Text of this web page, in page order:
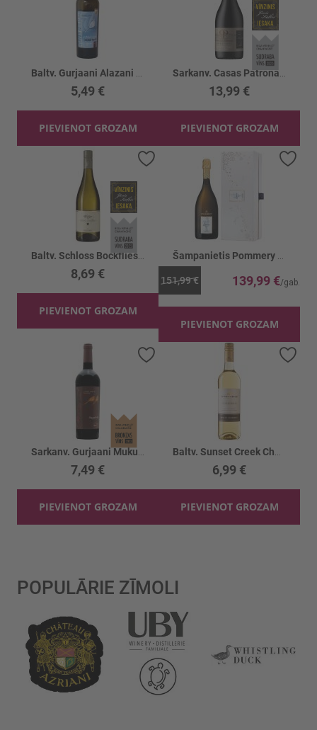
5,49 €
PIEVIENOT GROZAM
13,99 €
PIEVIENOT GROZAM
8,69 €
PIEVIENOT GROZAM
Pievienot vēlmju sarakstam
151,99 € 139,99 €
PIEVIENOT GROZAM
7,49 €
PIEVIENOT GROZAM
Pievienot vēlmju sarakstam
6,99 €
PIEVIENOT GROZAM
POPULĀRIE ZĪMOLI